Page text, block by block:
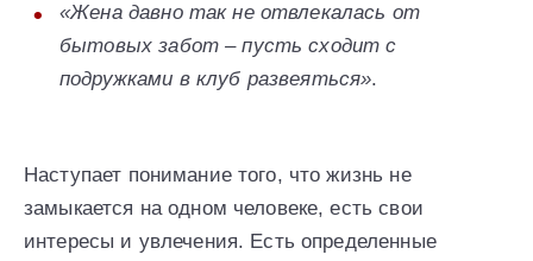
«Жена давно так не отвлекалась от
бытовых забот – пусть сходит с
подружками в клуб развеяться».
Наступает понимание того, что жизнь не
замыкается на одном человеке, есть свои
интересы и увлечения. Есть определенные